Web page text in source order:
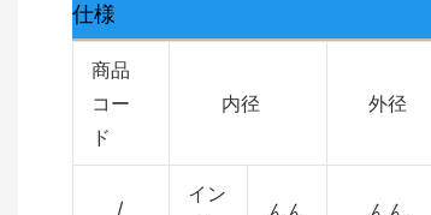
仕様
商品
コー
ド
内径 外径
/
イン
んん んん